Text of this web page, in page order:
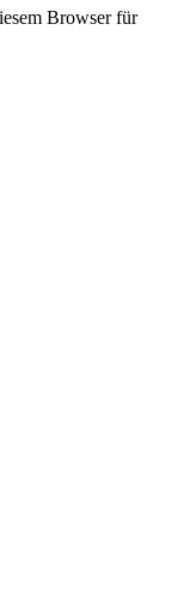
Browser für